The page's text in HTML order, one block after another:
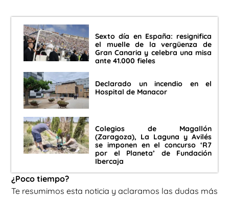
Sexto día en España: resignifica
el muelle de la vergüenza de
Gran Canaria y celebra una misa
ante 41.000 fieles
Declarado un incendio en el
Hospital de Manacor
Colegios de Magallón
(Zaragoza), La Laguna y Avilés
se imponen en el concurso ‘R7
por el Planeta’ de Fundación
Ibercaja
¿Poco tiempo?
Te resumimos esta noticia y aclaramos las dudas más